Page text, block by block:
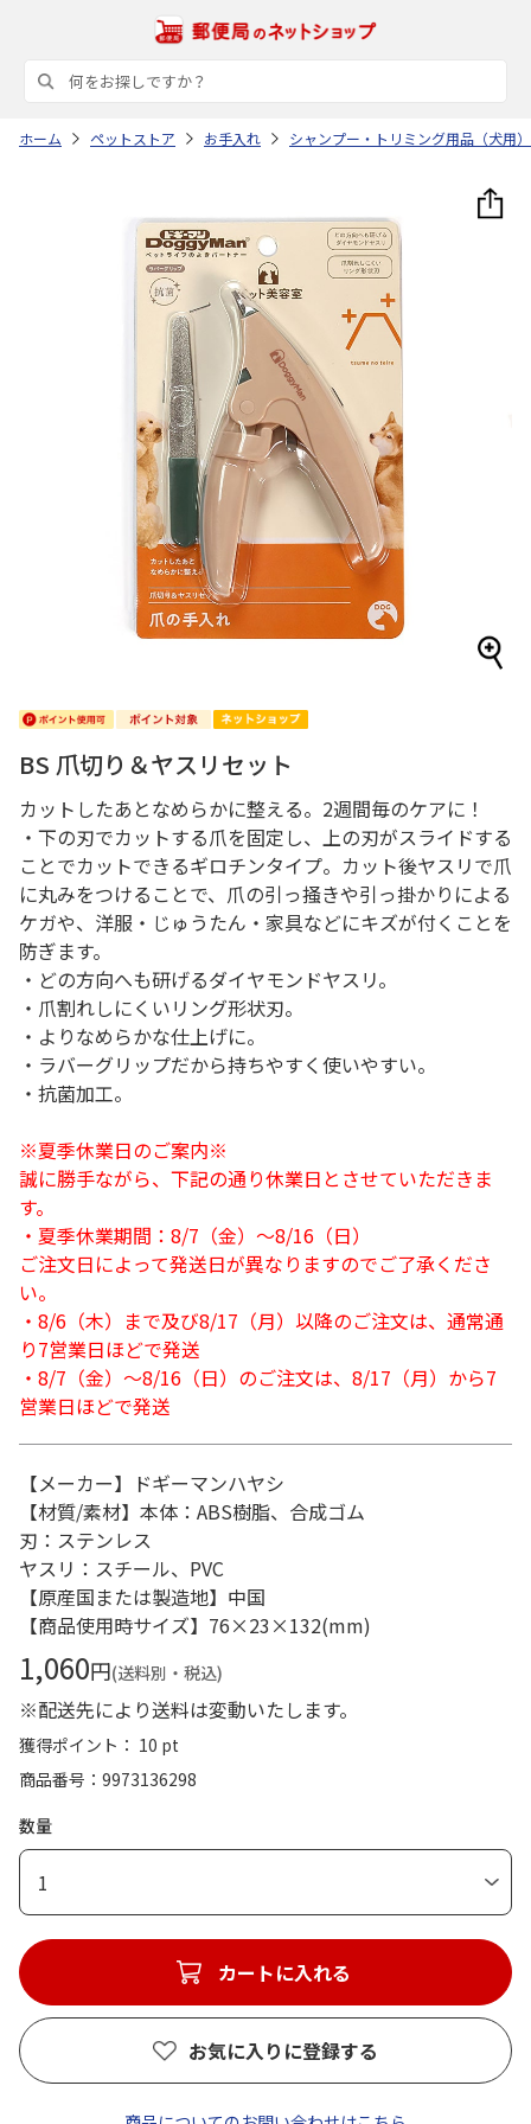
ホーム ペットストア お手入れ シャンプー・トリミング用品（犬用）
BS 爪切り＆ヤスリセット
カットしたあとなめらかに整える。2週間毎のケアに！
・下の刃でカットする爪を固定し、上の刃がスライドする
ことでカットできるギロチンタイプ。カット後ヤスリで爪
に丸みをつけることで、爪の引っ掻きや引っ掛かりによる
ケガや、洋服・じゅうたん・家具などにキズが付くことを
防ぎます。
・どの方向へも研げるダイヤモンドヤスリ。
・爪割れしにくいリング形状刃。
・よりなめらかな仕上げに。
・ラバーグリップだから持ちやすく使いやすい。
・抗菌加工。
※夏季休業日のご案内※
誠に勝手ながら、下記の通り休業日とさせていただきま
す。
・夏季休業期間：8/7（金）～8/16（日）
ご注文日によって発送日が異なりますのでご了承くださ
い。
・8/6（木）まで及び8/17（月）以降のご注文は、通常通
り7営業日ほどで発送
・8/7（金）～8/16（日）のご注文は、8/17（月）から7
営業日ほどで発送
【メーカー】ドギーマンハヤシ
【材質/素材】本体：ABS樹脂、合成ゴム
刃：ステンレス
ヤスリ：スチール、PVC
【原産国または製造地】中国
【商品使用時サイズ】76×23×132(mm)
1,060円(送料別・税込)
※配送先により送料は変動いたします。
獲得ポイント： 10 pt
商品番号
9973136298
数量
1
カートに入れる
お気に入りに登録する